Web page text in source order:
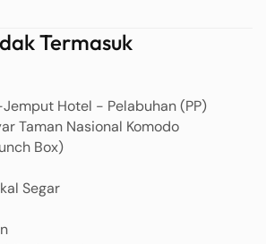
Termasuk
Hotel - Pelabuhan (PP)
Taman Nasional Komodo
Box)
Segar